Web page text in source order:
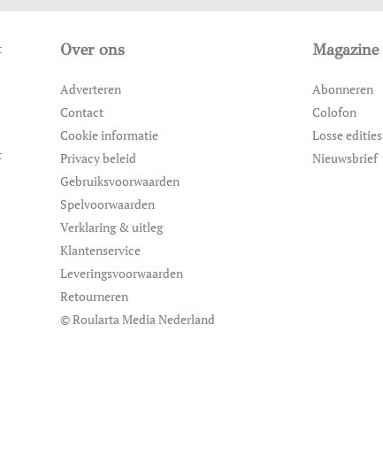
Over ons
Adverteren
Contact
Cookie informatie
Privacy beleid
Gebruiksvoorwaarden
Spelvoorwaarden
Verklaring & uitleg
Klantenservice
Leveringsvoorwaarden
Retourneren
© Roularta Media Nederland
Magazine
Abonneren
Colofon
Losse edities
Nieuwsbrief